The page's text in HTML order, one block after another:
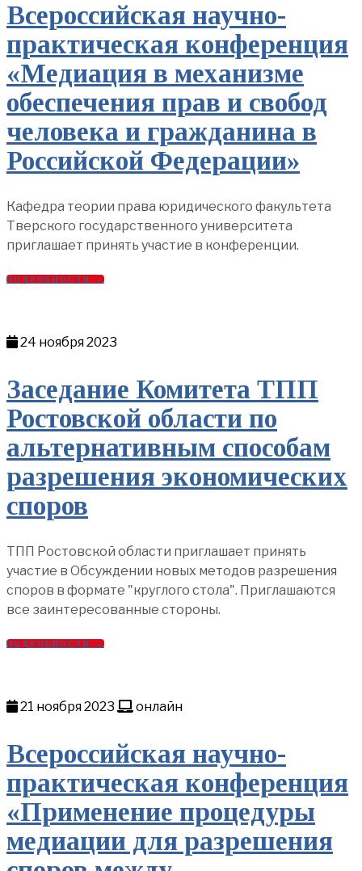
Всероссийская научно-
практическая конференция
«Медиация в механизме
обеспечения прав и свобод
человека и гражданина в
Российской Федерации»
Кафедра теории права юридического факультета
Тверского государственного университета
приглашает принять участие в конференции.
ПОДРОБНОСТИ →
24 ноября 2023
Заседание Комитета ТПП
Ростовской области по
альтернативным способам
разрешения экономических
споров
ТПП Ростовской области приглашает принять
участие в Обсуждении новых методов разрешения
споров в формате "круглого стола". Приглашаются
все заинтересованные стороны.
ПОДРОБНОСТИ →
21 ноября 2023 онлайн
Всероссийская научно-
практическая конференция
«Применение процедуры
медиации для разрешения